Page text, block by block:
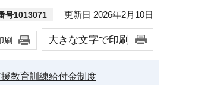
号1013071 更新日 2026年2月10日
刷 大きな文字で印刷
教育訓練給付金制度